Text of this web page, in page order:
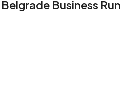
Business